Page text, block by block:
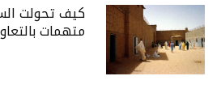
كيف تحولت
متهمات